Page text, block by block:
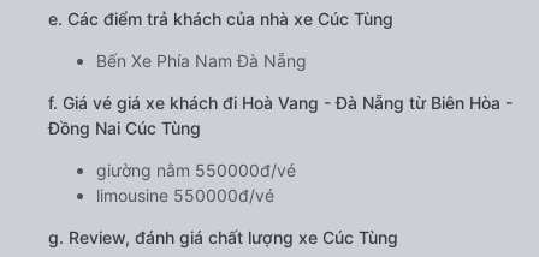
e. Các điểm trả khách của nhà xe Cúc Tùng
Bến Xe Phía Nam Đà Nẵng
f. Giá vé giá xe khách đi Hoà Vang - Đà Nẵng từ Biên Hòa -
Đồng Nai Cúc Tùng
giường nằm 550000đ/vé
limousine 550000đ/vé
g. Review, đánh giá chất lượng xe Cúc Tùng